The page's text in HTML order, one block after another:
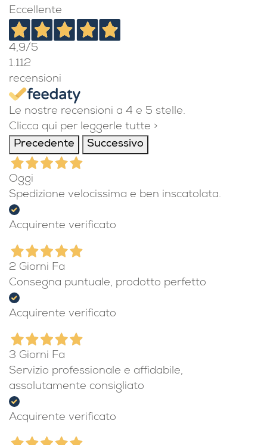
Eccellente
4,9/5
1.112
recensioni
Le nostre recensioni a 4 e 5 stelle.
Clicca qui per leggerle tutte >
Precedente
Successivo
Oggi
Spedizione velocissima e ben inscatolata.
Acquirente verificato
2 Giorni Fa
Consegna puntuale, prodotto perfetto
Acquirente verificato
3 Giorni Fa
Servizio professionale e affidabile,
assolutamente consigliato
Acquirente verificato